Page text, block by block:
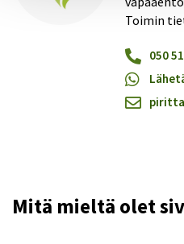
Toimin
050
Mitä mieltä olet